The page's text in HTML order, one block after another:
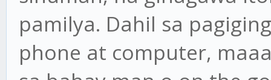
pamilya. Dahil sa
phone at computer,